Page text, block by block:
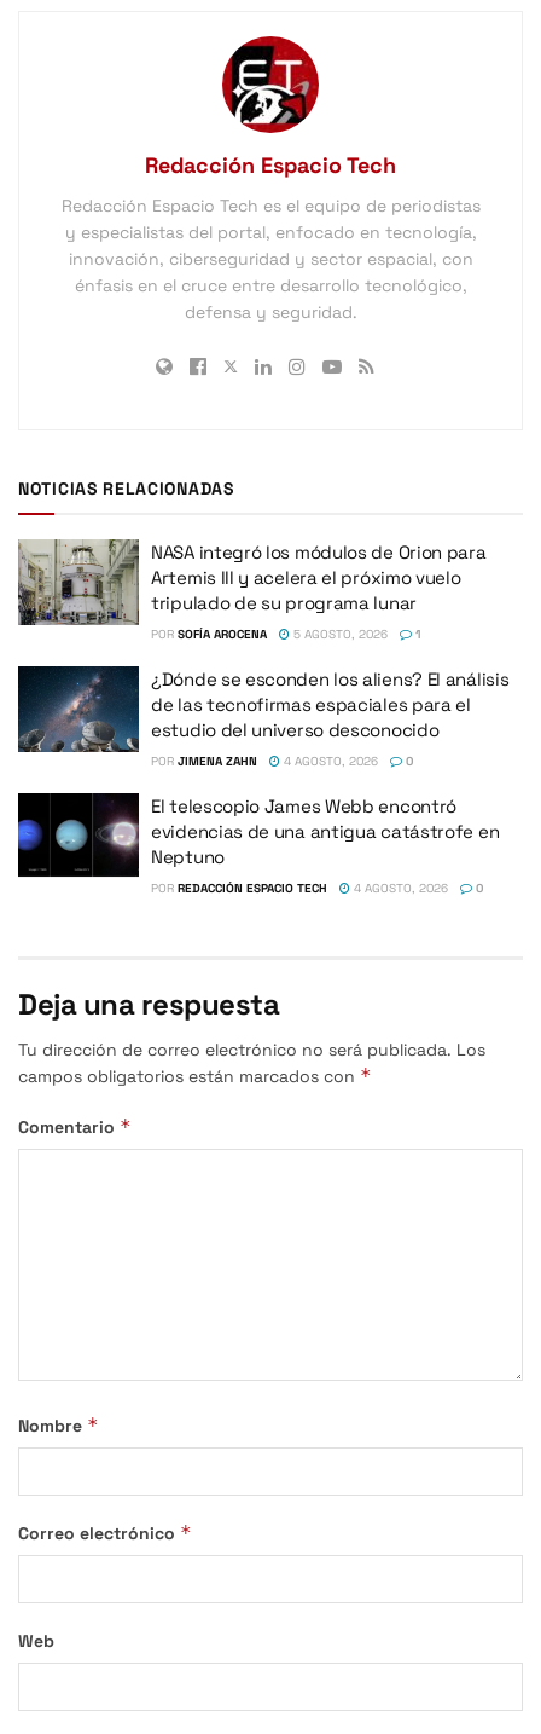
Redacción Espacio Tech
Redacción Espacio Tech es el equipo de periodistas
y especialistas del portal, enfocado en tecnología,
innovación, ciberseguridad y sector espacial, con
énfasis en el cruce entre desarrollo tecnológico,
defensa y seguridad.
NOTICIAS RELACIONADAS
NASA integró los módulos de Orion para
Artemis III y acelera el próximo vuelo
tripulado de su programa lunar
POR SOFÍA AROCENA 5 AGOSTO, 2026 1
¿Dónde se esconden los aliens? El análisis
de las tecnofirmas espaciales para el
estudio del universo desconocido
POR JIMENA ZAHN 4 AGOSTO, 2026 0
El telescopio James Webb encontró
evidencias de una antigua catástrofe en
Neptuno
POR REDACCIÓN ESPACIO TECH 4 AGOSTO, 2026 0
Deja una respuesta
Tu dirección de correo electrónico no será publicada. Los
campos obligatorios están marcados con *
Comentario *
Nombre *
Correo electrónico *
Web